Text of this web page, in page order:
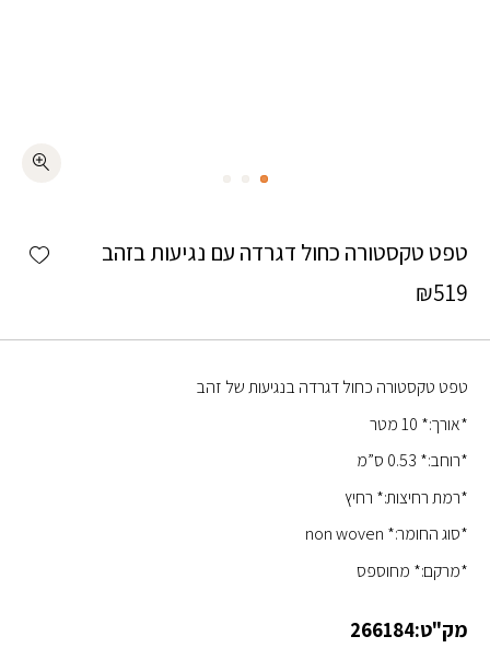
טפט טקסטורה כחול דגרדה עם נגיעות בזהב
₪519
טפט טקסטורה כחול דגרדה בנגיעות של זהב
*אורך:* 10 מטר
*רוחב:* 0.53 ס”מ
*רמת רחיצות:* רחיץ
*סוג החומר:* non woven
*מרקם:* מחוספס
מק"ט:266184